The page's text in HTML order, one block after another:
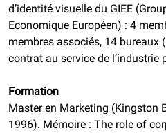
d’identité visuelle du GIEE
Economique Européen) : 4
membres associés, 14 bureaux
contrat au service de l’industrie
Formation
Master en Marketing (Kingston
1996). Mémoire : The role of